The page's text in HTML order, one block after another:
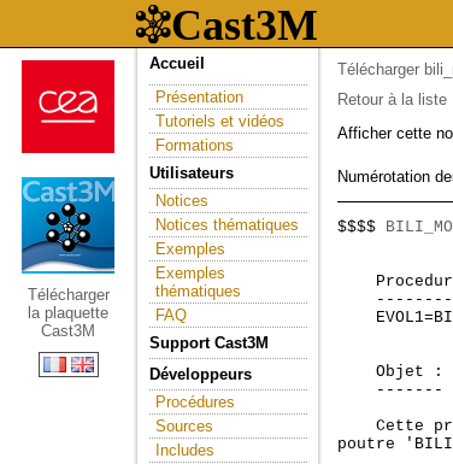
Télécharger
la plaquette
Cast3M
Accueil
Présentation
Tutoriels et vidéos
Formations
Utilisateurs
Notices
Notices thématiques
Exemples
Exemples
thématiques
FAQ
Support Cast3M
Développeurs
Procédures
Sources
Includes
Télécharger
Retour à la liste
Afficher cette
Numérotation
$$$$
    Objet :
    -------
Cette
poutre